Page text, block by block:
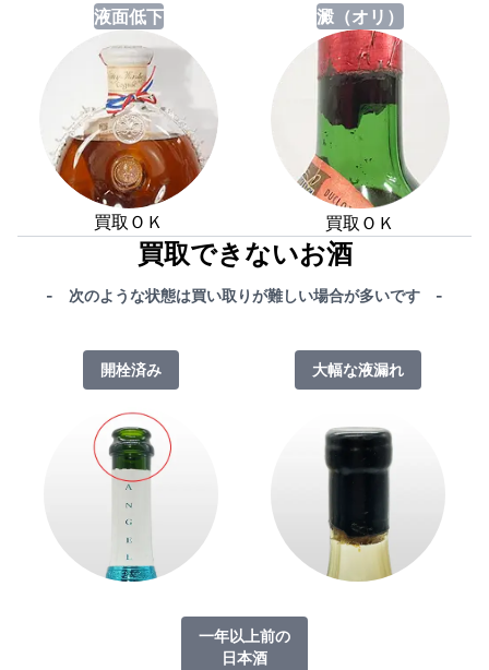
液面低下
買取ＯＫ
澱（オリ）
買取ＯＫ
買取できないお酒
- 次のような状態は買い取りが難しい場合が多いです -
開栓済み 大幅な液漏れ
一年以上前の
日本酒